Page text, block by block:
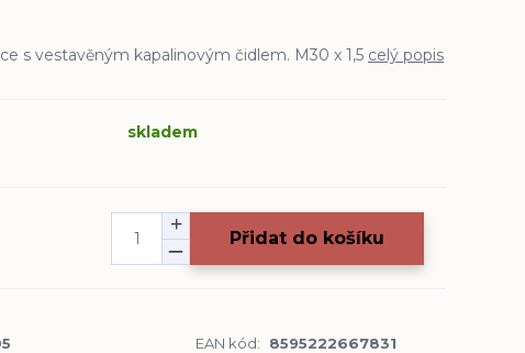
s vestavěným kapalinovým čidlem. M30 x 1,5 celý popis
skladem
Přidat do košíku
EAN kód:
8595222667831